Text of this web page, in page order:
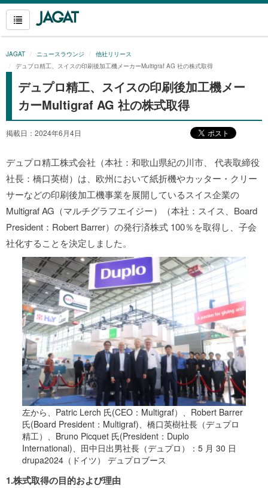
JAGAT ニュースラウンジ
他社リリース
デュプロ精工、スイスの印刷後加工機メーカーMultigraf AG 社の株式取得
デュプロ精工、スイスの印刷後加工機メー
カーMultigraf AG 社の株式取得
掲載日：2024年6月4日
デュプロ精工株式会社（本社：和歌山県紀の川市、 代表取締役
社長：橋口英樹）は、欧州において紙折機やカッター・クリー
サーなどの印刷後加工機事業を展開しているスイス企業の
Multigraf AG（マルチグラフエイジー）（本社：スイス、Board
President：Robert Barrer）の発行済株式 100％を取得し、子会
社化することを決定しました。
左から、Patric Lerch 氏(CEO：Multigraf）、Robert Barrer
氏(Board President：Multigraf)、橋口英樹社長（デュプロ
精工）、Bruno Picquet 氏(President：Duplo
International)、田中日出男社長（デュプロ）：5 月 30 日
drupa2024（ドイツ） デュプロブース
1.株式取得の目的および理由